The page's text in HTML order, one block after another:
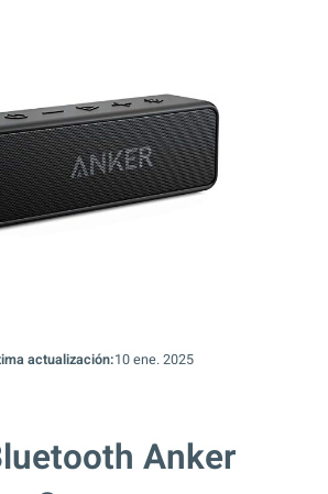
actualización:10 ene. 2025
Anker